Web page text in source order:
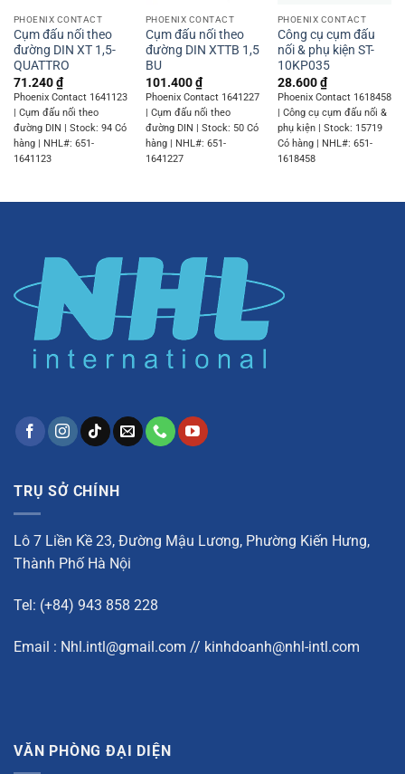
PHOENIX CONTACT
Cụm đấu nối theo
đường DIN XT 1,5-
QUATTRO
71.240₫
Phoenix Contact 1641123
| Cụm đấu nối theo
đường DIN | Stock: 94 Có
hàng | NHL#: 651-
1641123
PHOENIX CONTACT
Cụm đấu nối theo
đường DIN XTTB 1,5
BU
101.400₫
Phoenix Contact 1641227
| Cụm đấu nối theo
đường DIN | Stock: 50 Có
hàng | NHL#: 651-
1641227
PHOENIX CONTACT
Công cụ cụm đấu
nối & phụ kiện ST-
10KP035
28.600₫
Phoenix Contact 1618458
| Công cụ cụm đấu nối &
phụ kiện | Stock: 15719
Có hàng | NHL#: 651-
1618458
TRỤ SỞ CHÍNH
Lô 7 Liền Kề 23, Đường Mậu Lương, Phường Kiến Hưng,
Thành Phố Hà Nội
Tel: (+84) 943 858 228
Email : Nhl.intl@gmail.com // kinhdoanh@nhl-intl.com
VĂN PHÒNG ĐẠI DIỆN